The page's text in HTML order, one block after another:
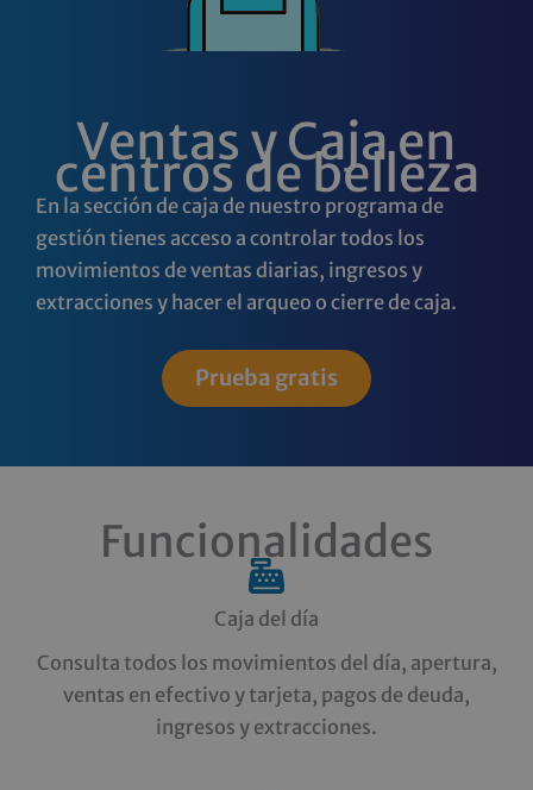
Ventas y Caja en
centros de belleza
En la sección de caja de nuestro programa de
gestión tienes acceso a controlar todos los
movimientos de ventas diarias, ingresos y
extracciones y hacer el arqueo o cierre de caja.
Prueba gratis
Funcionalidades
Caja del día
Consulta todos los movimientos del día, apertura,
ventas en efectivo y tarjeta, pagos de deuda,
ingresos y extracciones.